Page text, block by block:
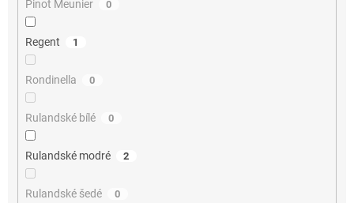
Pinot Meunier 0
Regent 1
Rondinella 0
Rulandské bílé 0
Rulandské modré 2
Rulandské šedé 0